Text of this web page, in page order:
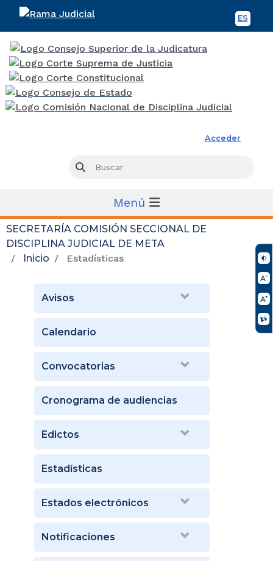
ES
Acceder
Buscar
Menú
SECRETARÍA COMISIÓN SECCIONAL DE
DISCIPLINA JUDICIAL DE META
Inicio
Estadísticas
Avisos
Calendario
Convocatorias
Cronograma de audiencias
Edictos
Estadísticas
Estados electrónicos
Notificaciones